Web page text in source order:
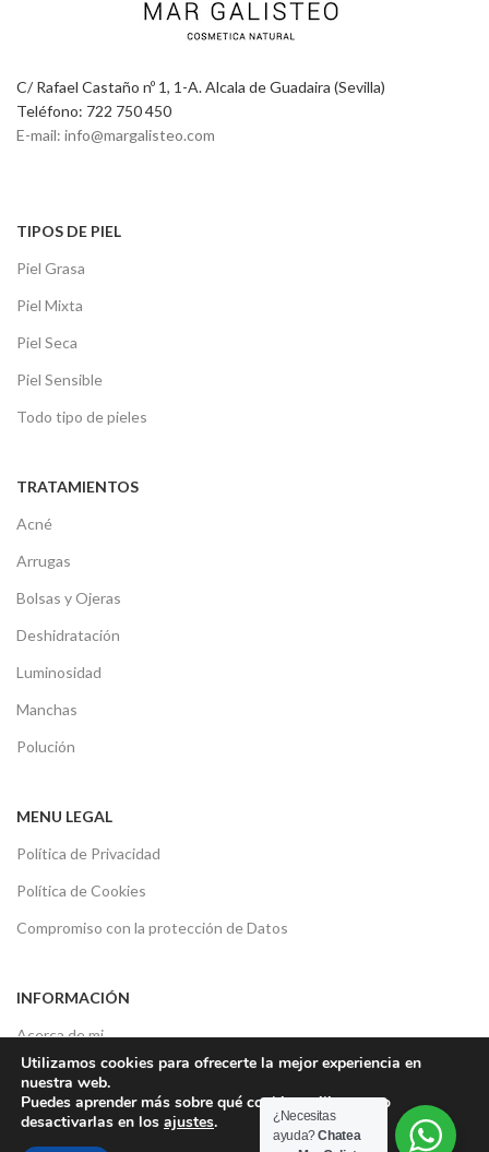
C/ Rafael Castaño nº 1, 1-A. Alcala de Guadaira (Sevilla)
Teléfono: 722 750 450
E-mail: info@margalisteo.com
TIPOS DE PIEL
Piel Grasa
Piel Mixta
Piel Seca
Piel Sensible
Todo tipo de pieles
TRATAMIENTOS
Acné
Arrugas
Bolsas y Ojeras
Deshidratación
Luminosidad
Manchas
Polución
MENU LEGAL
Política de Privacidad
Política de Cookies
Compromiso con la protección de Datos
INFORMACIÓN
Acerca de mi
Consultas sobre tu piel
Contacto
Opiniones de los clientes
Utilizamos cookies para ofrecerte la mejor experiencia en
nuestra web.
Puedes aprender más sobre qué cookies utilizamos o
desactivarlas en los ajustes.
¿Necesitas
ayuda?Chatea